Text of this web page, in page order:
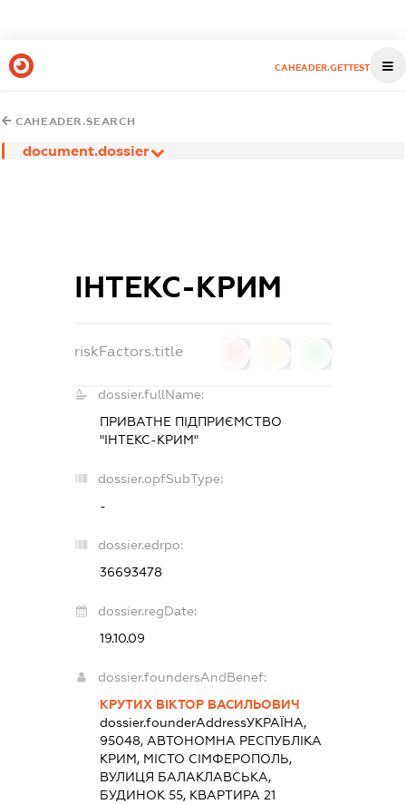
CAHEADER.GETTEST
CAHEADER.SEARCH
document.dossier
ІНТЕКС-КРИМ
riskFactors.title
dossier.fullName:
ПРИВАТНЕ ПІДПРИЄМСТВО
"ІНТЕКС-КРИМ"
dossier.opfSubType:
-
dossier.edrpo:
36693478
dossier.regDate:
19.10.09
dossier.foundersAndBenef:
КРУТИХ ВІКТОР ВАСИЛЬОВИЧ
dossier.founderAddressУКРАЇНА,
95048, АВТОНОМНА РЕСПУБЛІКА
КРИМ, МІСТО СІМФЕРОПОЛЬ,
ВУЛИЦЯ БАЛАКЛАВСЬКА,
БУДИНОК 55, КВАРТИРА 21